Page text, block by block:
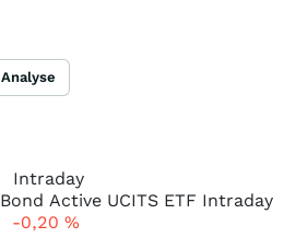
Analyse
Intraday
-0,20 %